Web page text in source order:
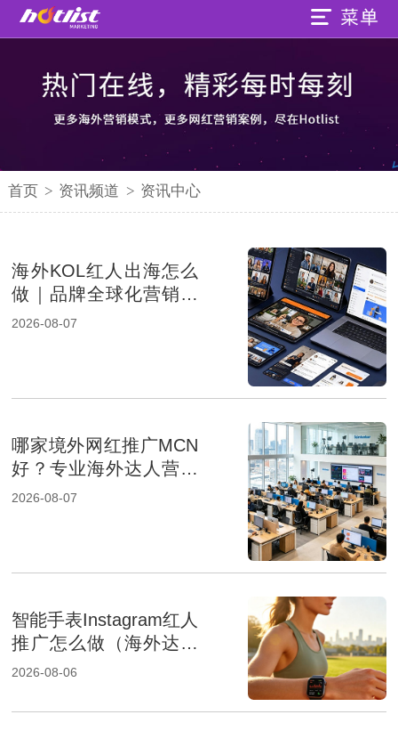
首页 > 资讯频道 > 资讯中心
海外KOL红人出海怎么
做｜品牌全球化营销的
新增长路径
2026-08-07
哪家境外网红推广MCN
好？专业海外达人营销
机构盘点
2026-08-07
智能手表Instagram红人
推广怎么做（海外达人
营销提升品牌影响力）
2026-08-06